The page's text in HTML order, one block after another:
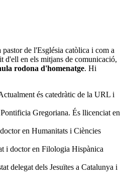
de l'Església catòlica i com a
d'ell en els mitjans de comunicació,
rodona d'homenatge. Hi
és catedràtic de la URL i
Gregoriana. És llicenciat en
en Humanitats i Ciències
i doctor en Filologia Hispànica
delegat dels Jesuïtes a Catalunya i